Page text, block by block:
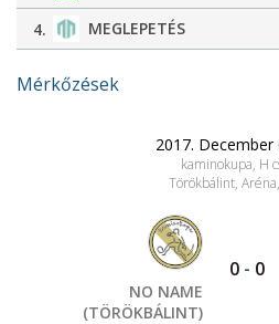
4.
MEGLEPETÉS
Mérkőzések
2017. December
kaminokupa, H
Törökbálint, Aréna
NO NAME
(TÖRÖKBÁLINT)
0 - 0